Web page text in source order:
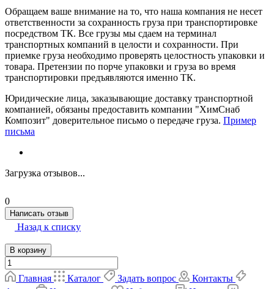
Обращаем ваше внимание на то, что наша компания не несет
ответственности за сохранность груза при транспортировке
посредством ТК. Все грузы мы сдаем на терминал
транспортных компаний в целости и сохранности. При
приемке груза необходимо проверять целостность упаковки и
товара. Претензии по порче упаковки и груза во время
транспортировки предъявляются именно ТК.
Юридические лица, заказывающие доставку транспортной
компанией, обязаны предоставить компании "ХимСнаб
Композит" доверительное письмо о передаче груза. Пример
письма
Загрузка отзывов...
0
Написать отзыв
Назад к списку
В корзину
Главная Каталог Задать вопрос
Контакты